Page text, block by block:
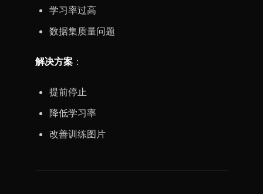
学习率过高
数据集质量问题
解决方案 ：
提前停止
降低学习率
改善训练图片